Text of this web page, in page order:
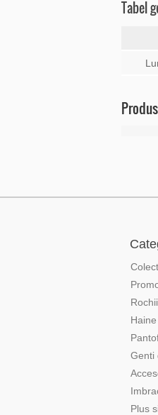
Tabel
Rochii
Genti
Plus